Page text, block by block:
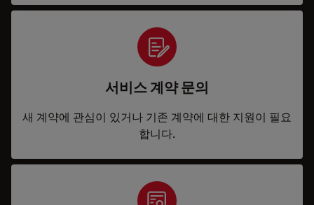
서비스 계약 문의
새 계약에 관심이 있거나 기존 계약에 대한 지원이 필요
합니다.